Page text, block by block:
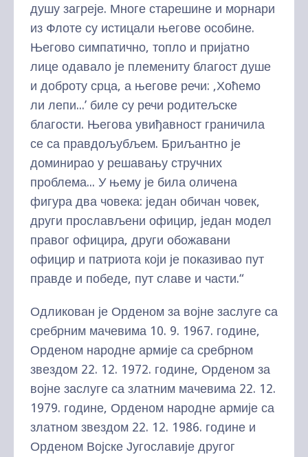
душу загреје. Многе старешине и морнари
из Флоте су истицали његове особине.
Његово симпатично, топло и пријатно
лице одавало је племениту благост душе
и доброту срца, а његове речи: ‚Хоћемо
ли лепи...’ биле су речи родитељске
благости. Његова увиђавност граничила
се са правдољубљем. Бриљантно је
доминирао у решавању стручних
проблема... У њему је била оличена
фигура два човека: један обичан човек,
други прослављени официр, један модел
правог официра, други обожавани
официр и патриота који је показивао пут
правде и победе, пут славе и части.“
Одликован је Орденом за војне заслуге са
сребрним мачевима 10. 9. 1967. године,
Орденом народне армије са сребрном
звездом 22. 12. 1972. године, Орденом за
војне заслуге са златним мачевима 22. 12.
1979. године, Орденом народне армије са
златном звездом 22. 12. 1986. године и
Орденом Војске Југославије другог